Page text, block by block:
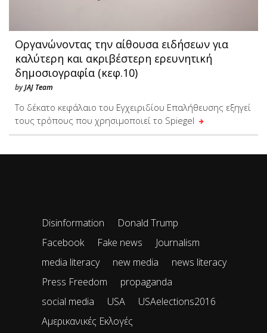
Οργανώνοντας την αίθουσα ειδήσεων για
καλύτερη και ακριβέστερη ερευνητική
δημοσιογραφία (κεφ.10)
byJAJ Team
Το δέκατο κεφάλαιο του Εγχειριδίου Επαλήθευσης εξηγεί
τους τρόπους που χρησιμοποιεί το Spiegel
Disinformation
Donald Trump
Facebook
Fake news
Journalism
media literacy
new media
news literacy
Press Freedom
propaganda
social media
USA
USAelections2016
Αμερικανικές Εκλογές